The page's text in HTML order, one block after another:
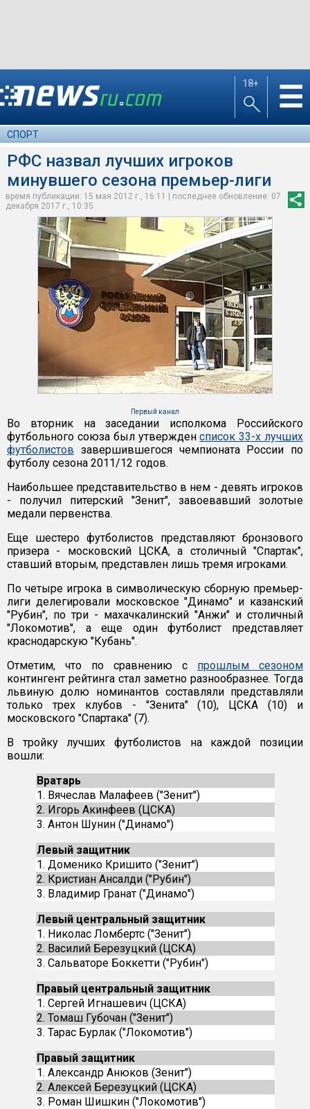
18+ ☰
СПОРТ
РФС назвал лучших игроков
минувшего сезона премьер-лиги
время публикации: 15 мая 2012 г., 16:11 | последнее обновление: 07
декабря 2017 г., 10:35
Первый канал
Во вторник на заседании исполкома Российского
футбольного союза был утвержденсписок 33-х лучших
футболистов завершившегося чемпионата России по
футболу сезона 2011/12 годов.
Наибольшее представительство в нем - девять игроков
- получил питерский "Зенит", завоевавший золотые
медали первенства.
Еще шестеро футболистов представляют бронзового
призера - московский ЦСКА, а столичный "Спартак",
ставший вторым, представлен лишь тремя игроками.
По четыре игрока в символическую сборную премьер-
лиги делегировали московское "Динамо" и казанский
"Рубин", по три - махачкалинский "Анжи" и столичный
"Локомотив", а еще один футболист представляет
краснодарскую "Кубань".
Отметим, что по сравнению с прошлым сезоном
контингент рейтинга стал заметно разнообразнее. Тогда
львиную долю номинантов составляли представляли
только трех клубов - "Зенита" (10), ЦСКА (10) и
московского "Спартака" (7).
В тройку лучших футболистов на каждой позиции
вошли:
Вратарь
1. Вячеслав Малафеев ("Зенит")
2. Игорь Акинфеев (ЦСКА)
3. Антон Шунин ("Динамо")
Левый защитник
1. Доменико Кришито ("Зенит")
2. Кристиан Ансалди ("Рубин")
3. Владимир Гранат ("Динамо")
Левый центральный защитник
1. Николас Ломбертс ("Зенит")
2. Василий Березуцкий (ЦСКА)
3. Сальваторе Боккетти ("Рубин")
Правый центральный защитник
1. Сергей Игнашевич (ЦСКА)
2. Томаш Губочан ("Зенит")
3. Тарас Бурлак ("Локомотив")
Правый защитник
1. Александр Анюков (Зенит")
2. Алексей Березуцкий (ЦСКА)
3. Роман Шишкин ("Локомотив")